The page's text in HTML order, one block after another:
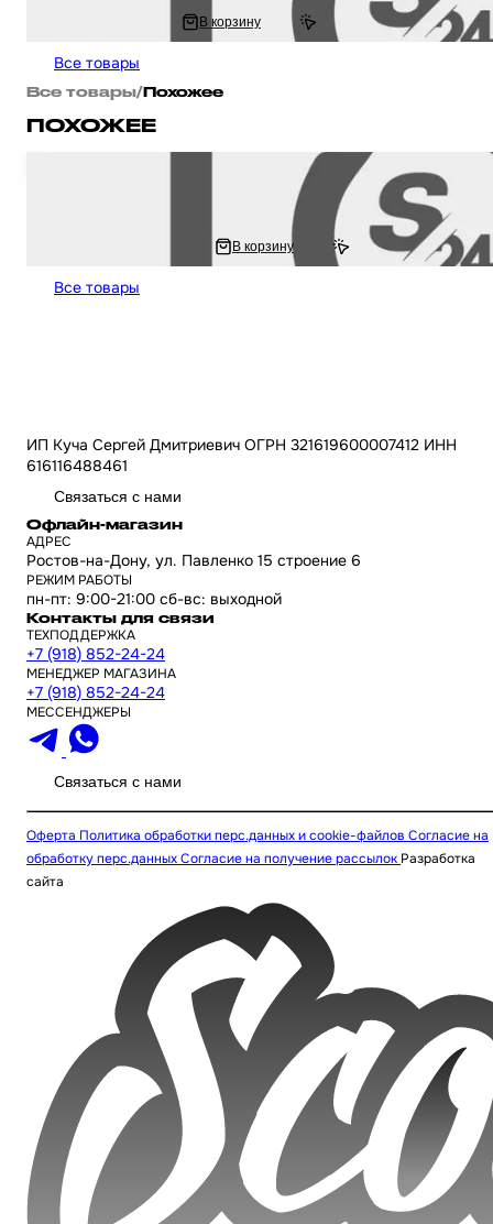
В корзину
Все товары
Все товары/Похожее
ПОХОЖЕЕ
Фара мото диодная прямоугольная 168*107 H4 IP67 белый/желтый
В корзину
Все товары
ИП Куча Сергей Дмитриевич ОГРН 321619600007412 ИНН
616116488461
Связаться с нами
Офлайн-магазин
АДРЕС
Ростов-на-Дону, ул. Павленко 15 строение 6
РЕЖИМ РАБОТЫ
пн-пт: 9:00-21:00 сб-вс: выходной
Контакты для связи
ТЕХПОДДЕРЖКА
+7 (918) 852-24-24
МЕНЕДЖЕР МАГАЗИНА
+7 (918) 852-24-24
МЕССЕНДЖЕРЫ
Связаться с нами
Оферта Политика обработки перс.данных и cookie-файлов Согласие на
обработку перс.данныхСогласие на получение рассылок Разработка
сайта